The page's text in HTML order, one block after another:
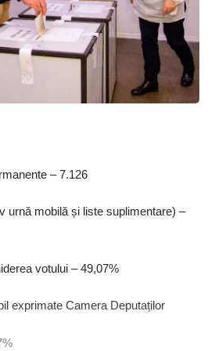
– 7.126
urnă mobilă și liste suplimentare) –
votului – 49,07%
exprimate Camera Deputaților